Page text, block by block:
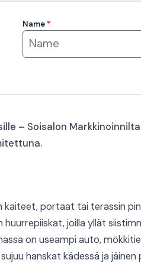
Name *
– Soisalon
kaiteet, portaat tai terassin
joilla yllät
on useampi auto,
hanskat kädessä ja